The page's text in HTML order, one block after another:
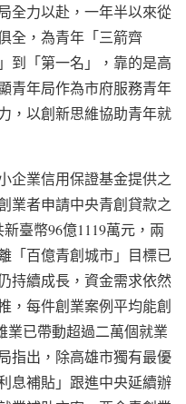
全力以赴，一年半以來從
全，為青年「三箭齊
到「第一名」，靠的是高
青年局作為市府服務青年
，以創新思維協助青年就
企業信用保證基金提供之
業者申請中央青創貸款之
臺幣96億1119萬元，兩
「百億青創城市」目標已
持續成長，資金需求依然
，每件創業案例平均能創
業已帶動超過二萬個就業
指出，除高雄市獨有最優
息補貼」跟進中央延續辦